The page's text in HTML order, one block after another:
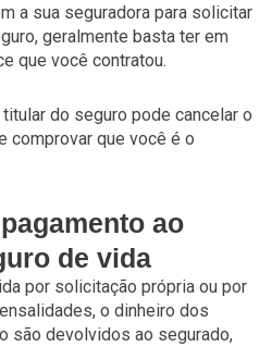
a sua seguradora para solicitar
geralmente basta ter em
que você contratou.
do seguro pode cancelar o
comprovar que você é o
ao
de vida
por solicitação própria ou por
o dinheiro dos
são devolvidos ao segurado,